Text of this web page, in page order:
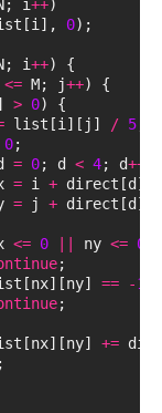
i++)
0);
i++) {
<= M; j++) {
> 0) {
list[i][j] / 5
0;
= 0; d < 4; d++
= i + direct[d][
= j + direct[d][
<= 0 ny <= 0
;
== -1
;
+=
;